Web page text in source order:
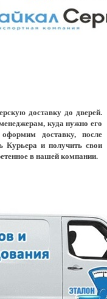
доставку до дверей.
куда нужно его
доставку, после
Курьера и получить свои
в нашей компании.